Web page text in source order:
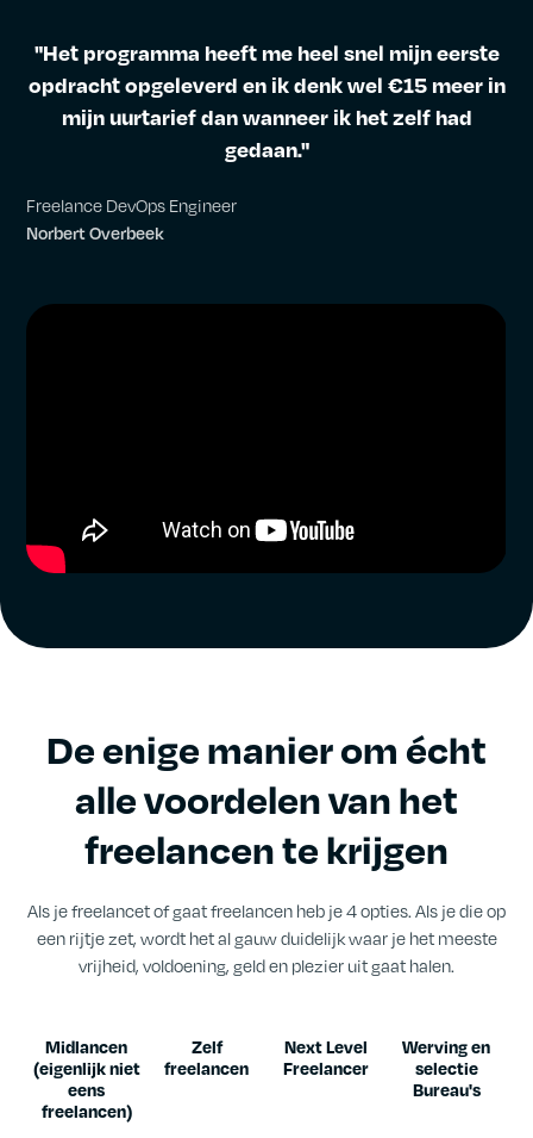
"Het programma heeft me heel snel mijn eerste
opdracht opgeleverd en ik denk wel €15 meer in
mijn uurtarief dan wanneer ik het zelf had
gedaan."
Freelance DevOps Engineer
Norbert Overbeek
De enige manier om écht
alle voordelen van het
freelancen te krijgen
Als je freelancet of gaat freelancen heb je 4 opties. Als je die op
een rijtje zet, wordt het al gauw duidelijk waar je het meeste
vrijheid, voldoening, geld en plezier uit gaat halen.
Midlancen
(eigenlijk niet
eens
freelancen)
Zelf
freelancen
Next Level
Freelancer
Werving en
selectie
Bureau's